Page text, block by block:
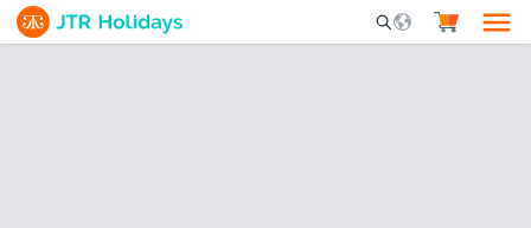
Mobile Search